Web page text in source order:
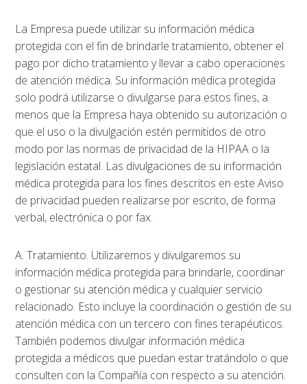
La Empresa puede utilizar su información médica
protegida con el fin de brindarle tratamiento, obtener el
pago por dicho tratamiento y llevar a cabo operaciones
de atención médica. Su información médica protegida
solo podrá utilizarse o divulgarse para estos fines, a
menos que la Empresa haya obtenido su autorización o
que el uso o la divulgación estén permitidos de otro
modo por las normas de privacidad de la HIPAA o la
legislación estatal. Las divulgaciones de su información
médica protegida para los fines descritos en este Aviso
de privacidad pueden realizarse por escrito, de forma
verbal, electrónica o por fax.
A. Tratamiento. Utilizaremos y divulgaremos su
información médica protegida para brindarle, coordinar
o gestionar su atención médica y cualquier servicio
relacionado. Esto incluye la coordinación o gestión de su
atención médica con un tercero con fines terapéuticos.
También podemos divulgar información médica
protegida a médicos que puedan estar tratándolo o que
consulten con la Compañía con respecto a su atención.